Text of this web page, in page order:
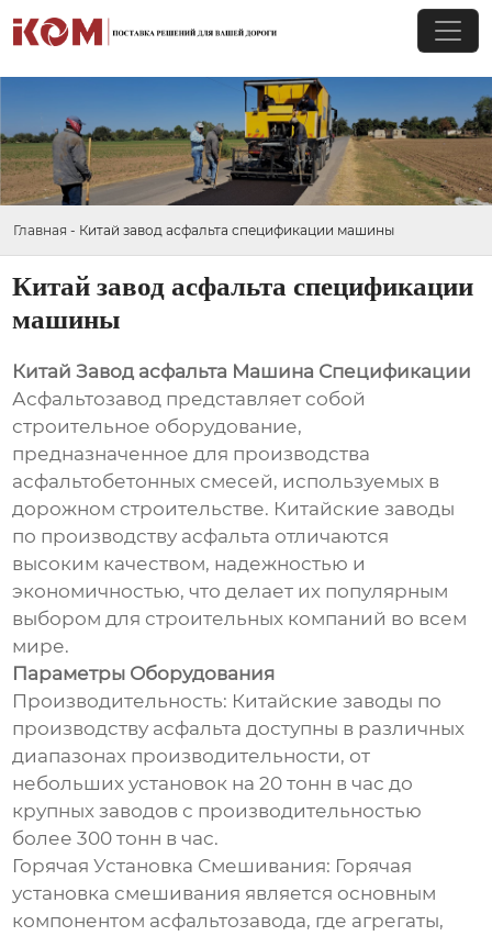
Главная - Китай завод асфальта спецификации машины
Китай завод асфальта спецификации
машины
Китай Завод асфальта Машина Спецификации
Асфальтозавод представляет собой
строительное оборудование,
предназначенное для производства
асфальтобетонных смесей, используемых в
дорожном строительстве. Китайские заводы
по производству асфальта отличаются
высоким качеством, надежностью и
экономичностью, что делает их популярным
выбором для строительных компаний во всем
мире.
Параметры Оборудования
Производительность: Китайские заводы по
производству асфальта доступны в различных
диапазонах производительности, от
небольших установок на 20 тонн в час до
крупных заводов с производительностью
более 300 тонн в час.
Горячая Установка Смешивания: Горячая
установка смешивания является основным
компонентом асфальтозавода, где агрегаты,